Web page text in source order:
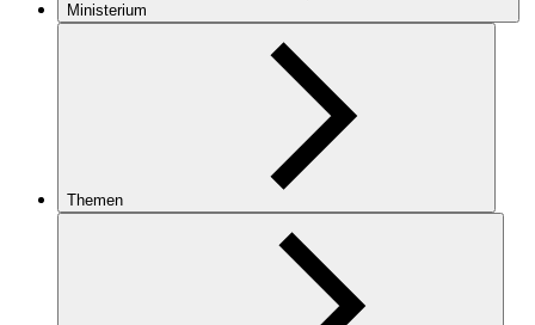
Ministerium
Themen